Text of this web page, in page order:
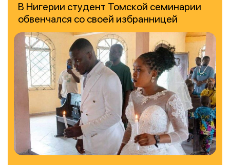
В Нигерии студент Томской семинарии
обвенчался со своей избранницей